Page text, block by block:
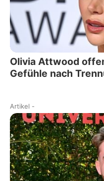
Olivia Attwood
Gefühle nach
Artikel -